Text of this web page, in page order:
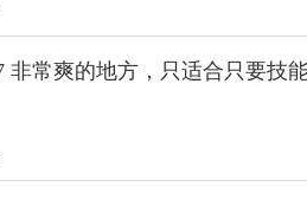
非常爽的地方，只适合只要技